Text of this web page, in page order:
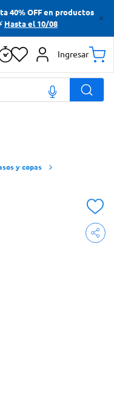
40% OFF en productos
Hasta el 10/08
Ingresar
y copas